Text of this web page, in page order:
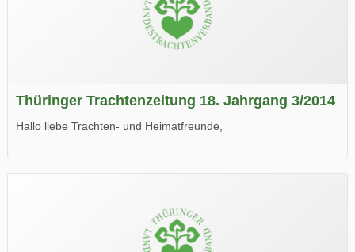
Thüringer Trachtenzeitung 18. Jahrgang 3/2014
Hallo liebe Trachten- und Heimatfreunde,
Wir wünschen Euch viel Spaß beim Lesen.